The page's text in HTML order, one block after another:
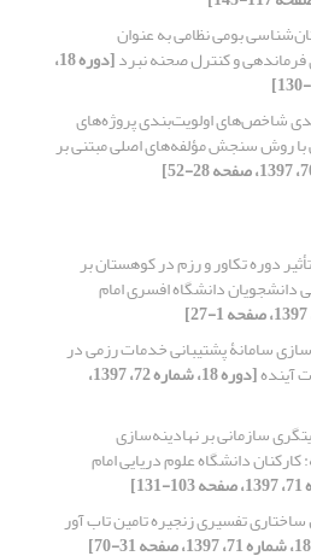
بومی نظامی به عنوان
و کنترل صحنه نبرد [دوره 18،
شاخص‌های اولویت‌بندی پروژه‌های
روش سنجش مؤلفه‌های اصلی مبتنی بر
دوره تکاور و رزم در کوهستان بر
دانشجویان دانشگاه افسرى امام
سامانۀ پشتیبانی خدمات رزمی در
آینده [دوره 18، شماره 72، 1397،
سازمانی بر نهادینه‌سازی
دانشگاه علوم دریایی امام
ساختاری تفسیری زنجیره تامین تاب آور